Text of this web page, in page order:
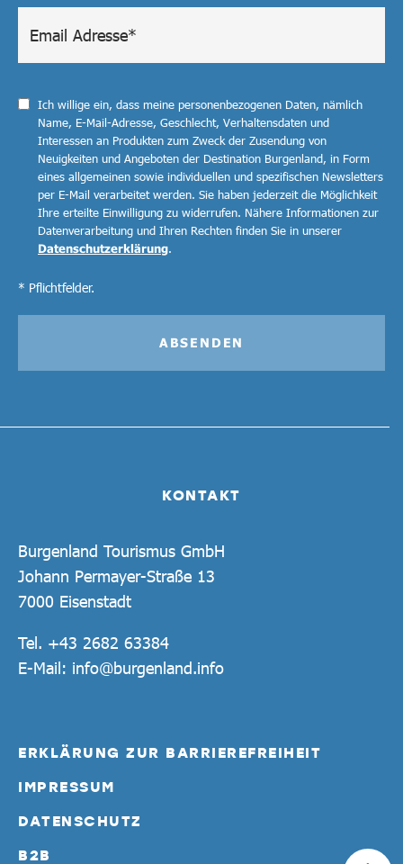
KONTAKT
Burgenland Tourismus GmbH
Johann Permayer-Straße 13
7000 Eisenstadt
Tel. +43 2682 63384
E-Mail: info@burgenland.info
ERKLÄRUNG ZUR BARRIEREFREIHEIT
IMPRESSUM
DATENSCHUTZ
B2B
Ich willige ein, dass meine personenbezogenen Daten, nämlich
Name, E-Mail-Adresse, Geschlecht, Verhaltensdaten und
Interessen an Produkten zum Zweck der Zusendung von
Neuigkeiten und Angeboten der Destination Burgenland, in Form
eines allgemeinen sowie individuellen und spezifischen Newsletters
per E-Mail verarbeitet werden. Sie haben jederzeit die Möglichkeit
Ihre erteilte Einwilligung zu widerrufen. Nähere Informationen zur
Datenverarbeitung und Ihren Rechten finden Sie in unserer
Datenschutzerklärung.
* Pflichtfelder.
ABSENDEN